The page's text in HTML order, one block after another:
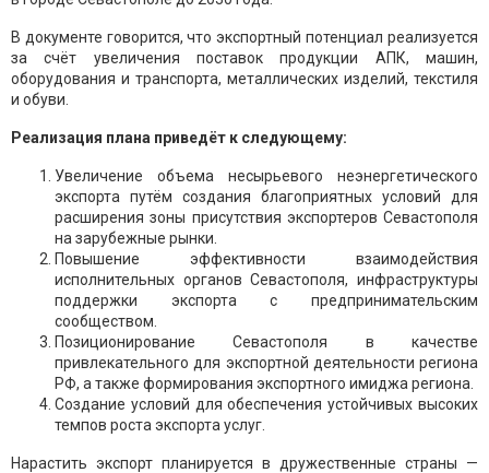
В документе говорится, что экспортный потенциал реализуется
за счёт увеличения поставок продукции АПК, машин,
оборудования и транспорта, металлических изделий, текстиля
и обуви.
Реализация плана приведёт к следующему:
Увеличение объема несырьевого неэнергетического
экспорта путём создания благоприятных условий для
расширения зоны присутствия экспортеров Севастополя
на зарубежные рынки.
Повышение эффективности взаимодействия
исполнительных органов Севастополя, инфраструктуры
поддержки экспорта с предпринимательским
сообществом.
Позиционирование Севастополя в качестве
привлекательного для экспортной деятельности региона
РФ, а также формирования экспортного имиджа региона.
Создание условий для обеспечения устойчивых высоких
темпов роста экспорта услуг.
Нарастить экспорт планируется в дружественные страны —